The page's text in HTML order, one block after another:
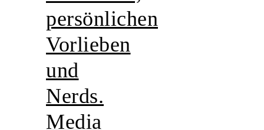
persönlichen
Vorlieben
und
Nerds.
Media